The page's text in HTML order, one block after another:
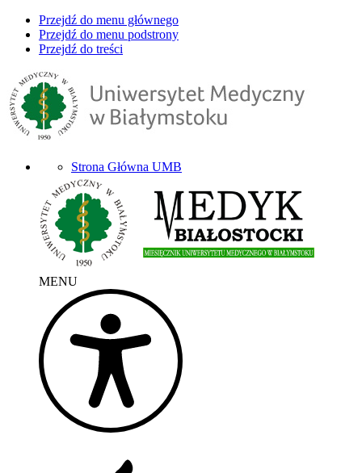
Przejdź do menu głównego
Przejdź do menu podstrony
Przejdź do treści
Strona Główna UMB
MENU